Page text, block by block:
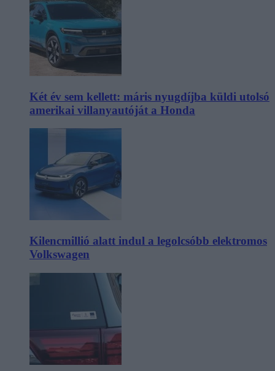
Két év sem kellett: máris nyugdíjba küldi utolsó
amerikai villanyautóját a Honda
Kilencmillió alatt indul a legolcsóbb elektromos
Volkswagen